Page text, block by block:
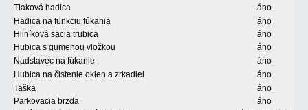
Tlaková hadica
áno
Hadica na funkciu fúkania
áno
Hliníková sacia trubica
áno
Hubica s gumenou vložkou
áno
Nadstavec na fúkanie
áno
Hubica na čistenie okien a zrkadiel
áno
Taška
áno
Parkovacia brzda
áno